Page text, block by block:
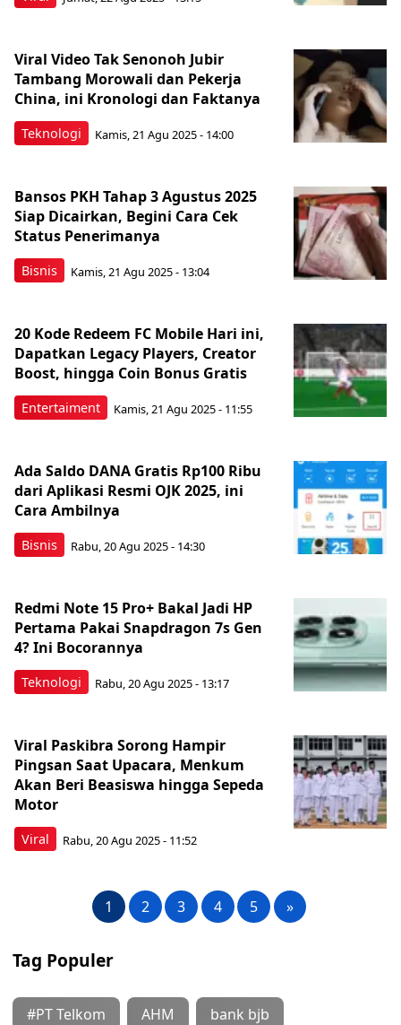
Teknologi
Viral Video Tak Senonoh Jubir
Tambang Morowali dan Pekerja
China, ini Kronologi dan Faktanya
Kamis, 21 Agu 2025 - 14:00
Bisnis
Bansos PKH Tahap 3 Agustus 2025
Siap Dicairkan, Begini Cara Cek
Status Penerimanya
Kamis, 21 Agu 2025 - 13:04
Entertaiment
20 Kode Redeem FC Mobile Hari ini,
Dapatkan Legacy Players, Creator
Boost, hingga Coin Bonus Gratis
Kamis, 21 Agu 2025 - 11:55
Bisnis
Ada Saldo DANA Gratis Rp100 Ribu
dari Aplikasi Resmi OJK 2025, ini
Cara Ambilnya
Rabu, 20 Agu 2025 - 14:30
Teknologi
Redmi Note 15 Pro+ Bakal Jadi HP
Pertama Pakai Snapdragon 7s Gen
4? Ini Bocorannya
Rabu, 20 Agu 2025 - 13:17
Viral
Viral Paskibra Sorong Hampir
Pingsan Saat Upacara, Menkum
Akan Beri Beasiswa hingga Sepeda
Motor
Rabu, 20 Agu 2025 - 11:52
1 2 3 4 5 »
Tag Populer
#PT Telkom AHM bank bjb